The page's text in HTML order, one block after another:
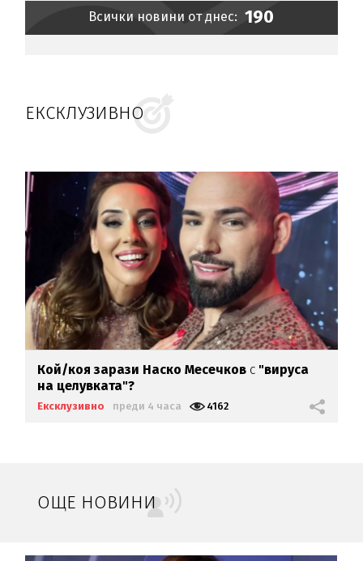
Всички новини от днес: 190
ЕКСКЛУЗИВНО
Кой/коя зарази Наско Месечков с "вируса
на целувката"?
Ексклузивно преди 4 часа 4162
ОЩЕ НОВИНИ